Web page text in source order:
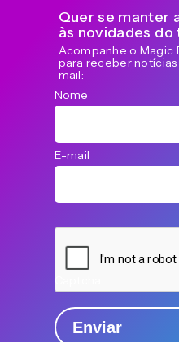
Quer se manter
às novidades
Acompanhe o Magic
para receber
mail:
Nome
E-mail
Enviar